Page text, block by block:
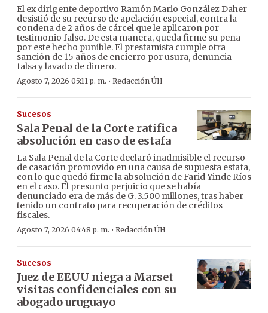
El ex dirigente deportivo Ramón Mario González Daher
desistió de su recurso de apelación especial, contra la
condena de 2 años de cárcel que le aplicaron por
testimonio falso. De esta manera, queda firme su pena
por este hecho punible. El prestamista cumple otra
sanción de 15 años de encierro por usura, denuncia
falsa y lavado de dinero.
Agosto 7, 2026 05:11 p. m. · Redacción ÚH
Sucesos
Sala Penal de la Corte ratifica
absolución en caso de estafa
La Sala Penal de la Corte declaró inadmisible el recurso
de casación promovido en una causa de supuesta estafa,
con lo que quedó firme la absolución de Farid Yinde Ríos
en el caso. El presunto perjuicio que se había
denunciado era de más de G. 3.500 millones, tras haber
tenido un contrato para recuperación de créditos
fiscales.
Agosto 7, 2026 04:48 p. m. · Redacción ÚH
Sucesos
Juez de EEUU niega a Marset
visitas confidenciales con su
abogado uruguayo